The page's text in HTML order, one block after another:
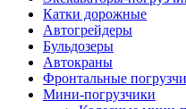
Катки дорожные
Автогрейдеры
Бульдозеры
Автокраны
Фронтальные
Мини-погрузчики